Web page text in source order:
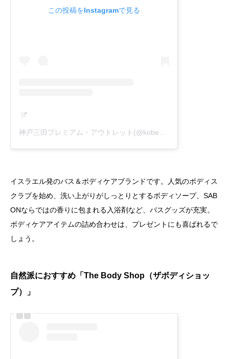
この投稿をInstagramで見る
神戸三田プレミアム・アウトレット(@kobesandapremiumoutlets)がシェアした投稿
イスラエル発のバス＆ボディケアブランドです。人気のボディス
クラブを始め、洗い上がりがしっとりとするボディソープ、SAB
ONならではの香りに包まれる入浴剤など、バスグッズが充実。
ボディケアアイテムの詰め合わせは、プレゼントにも喜ばれるで
しょう。
自然派におすすめ「The Body Shop（ザボディショッ
プ）」